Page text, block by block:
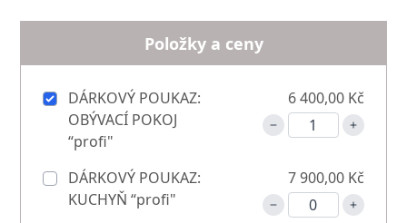
Položky a ceny
DÁRKOVÝ POUKAZ:
OBÝVACÍ POKOJ
“profi"
6 400,00 Kč
DÁRKOVÝ POUKAZ:
KUCHYŇ “profi"
7 900,00 Kč